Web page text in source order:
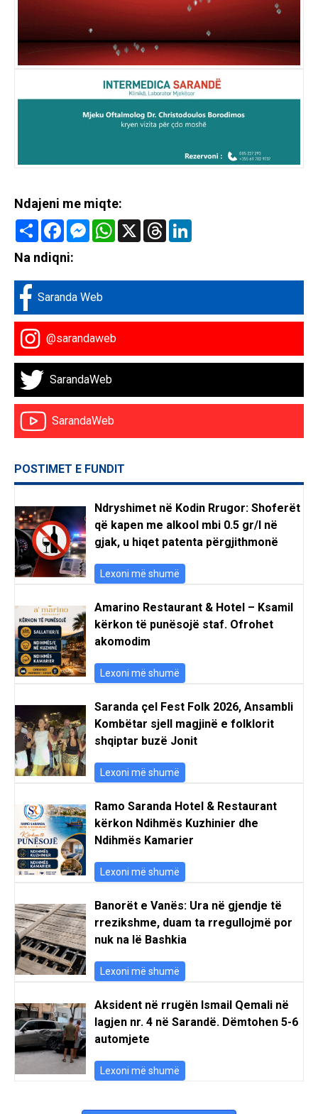
Ndajeni me miqte:
Share FacebookMessenger
WhatsApp
X Threads
Na ndiqni:
Saranda Web
@sarandaweb
SarandaWeb
SarandaWeb
POSTIMET E FUNDIT
Ndryshimet në Kodin Rrugor: Shoferët
që kapen me alkool mbi 0.5 gr/l në
gjak, u hiqet patenta përgjithmonë
Lexoni më shumë
Amarino Restaurant & Hotel – Ksamil
kërkon të punësojë staf. Ofrohet
akomodim
Lexoni më shumë
Saranda çel Fest Folk 2026, Ansambli
Kombëtar sjell magjinë e folklorit
shqiptar buzë Jonit
Lexoni më shumë
Ramo Saranda Hotel & Restaurant
kërkon Ndihmës Kuzhinier dhe
Ndihmës Kamarier
Lexoni më shumë
Banorët e Vanës: Ura në gjendje të
rrezikshme, duam ta rregullojmë por
nuk na lë Bashkia
Lexoni më shumë
Aksident në rrugën Ismail Qemali në
lagjen nr. 4 në Sarandë. Dëmtohen 5-6
automjete
Lexoni më shumë